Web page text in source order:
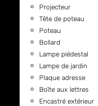
Projecteur
Tête de poteau
Poteau
Bollard
Lampe piédestal
Lampe de jardin
Plaque adresse
Boîte aux lettres
Encastré extérieur